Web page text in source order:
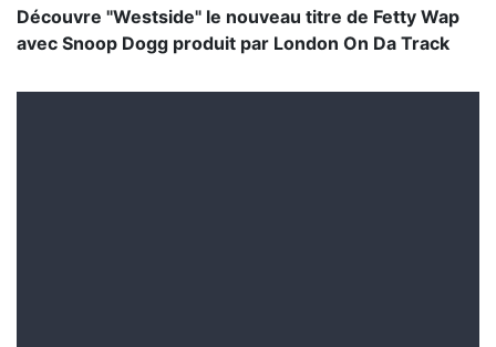
Découvre "Westside" le nouveau titre de Fetty Wap
avec Snoop Dogg produit par London On Da Track